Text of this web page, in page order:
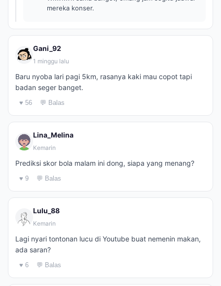
mereka konser.
Gani_92
1 minggu lalu
Baru nyoba lari pagi 5km, rasanya kaki mau copot tapi
badan seger banget.
♥ 56 💬 Balas
Lina_Melina
Kemarin
Prediksi skor bola malam ini dong, siapa yang menang?
♥ 9 💬 Balas
Lulu_88
Kemarin
Lagi nyari tontonan lucu di Youtube buat nemenin makan,
ada saran?
♥ 6 💬 Balas